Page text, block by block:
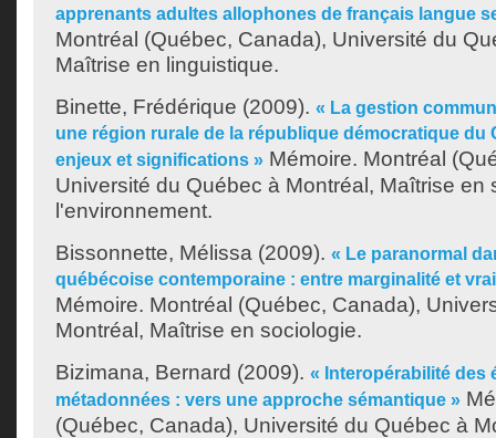
apprenants adultes allophones de français langue
Montréal (Québec, Canada), Université du
Maîtrise en linguistique.
Binette, Frédérique (2009). « La gestion
une région rurale de la république démocratique du
enjeux et significations » Mémoire. Montréal
Université du Québec à Montréal, Maîtrise en
l'environnement.
Bissonnette, Mélissa (2009). « Le paranormal
québécoise contemporaine : entre marginalité et
Mémoire. Montréal (Québec, Canada),
Montréal, Maîtrise en sociologie.
Bizimana, Bernard (2009). « Interopérabilité des
métadonnées : vers une approche sémantique »
(Québec, Canada), Université du Québec à